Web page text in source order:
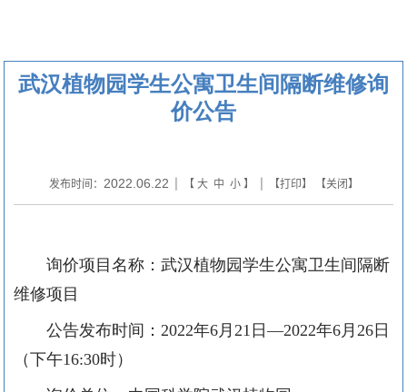
武汉植物园学生公寓卫生间隔断维修询
价公告
发布时间： 2022.06.22 | 【 大 中 小】 | 【打印】 【关闭】
询价项目名称：武汉植物园学生公寓卫生间隔断
维修项目
公告发布时间： 2022年6月21日—2022年6月26日
（下午16:30时）